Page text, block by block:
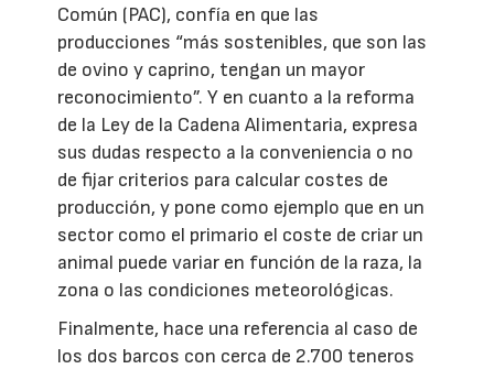
Común (PAC), confía en que las
producciones “más sostenibles, que son las
de ovino y caprino, tengan un mayor
reconocimiento”. Y en cuanto a la reforma
de la Ley de la Cadena Alimentaria, expresa
sus dudas respecto a la conveniencia o no
de fijar criterios para calcular costes de
producción, y pone como ejemplo que en un
sector como el primario el coste de criar un
animal puede variar en función de la raza, la
zona o las condiciones meteorológicas.
Finalmente, hace una referencia al caso de
los dos barcos con cerca de 2.700 teneros